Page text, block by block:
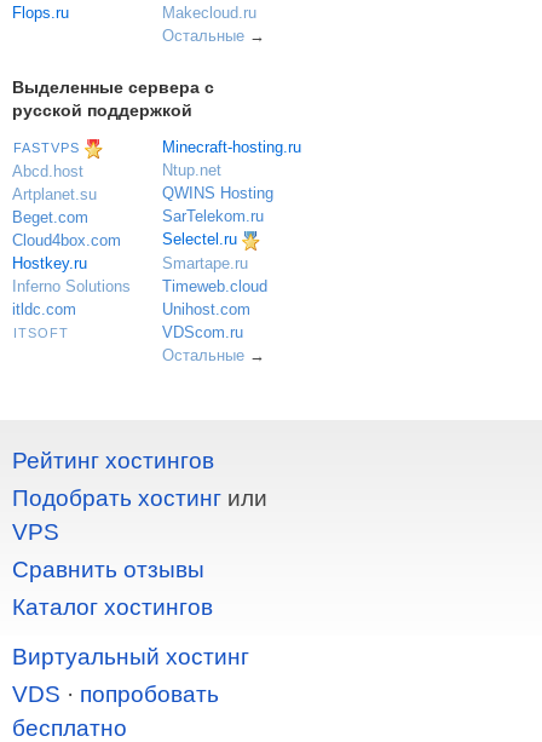
Flops.ru
Makecloud.ru
Остальные→
Выделенные сервера с
русской поддержкой
FASTVPS
Abcd.host
Artplanet.su
Beget.com
Cloud4box.com
Hostkey.ru
Inferno Solutions
itldc.com
ITSOFT
Minecraft-hosting.ru
Ntup.net
QWINS Hosting
SarTelekom.ru
Selectel.ru
Smartape.ru
Timeweb.cloud
Unihost.com
VDScom.ru
Остальные→
Рейтинг хостингов
Подобрать хостинг или
VPS
Сравнить отзывы
Каталог хостингов
Виртуальный хостинг
VDS · попробовать
бесплатно